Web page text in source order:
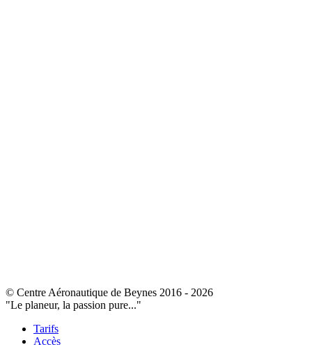
© Centre Aéronautique de Beynes 2016 - 2026
"Le planeur, la passion pure..."
Tarifs
Accès